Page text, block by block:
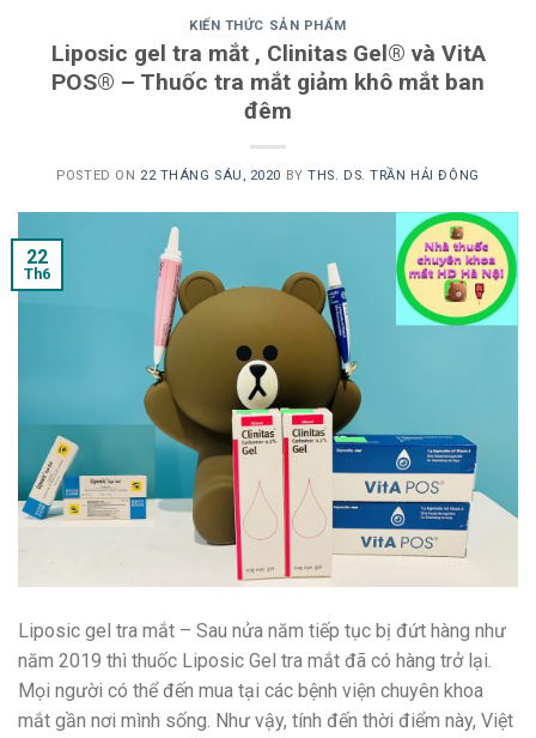
KIẾN THỨC SẢN PHẨM
Liposic gel tra mắt , Clinitas Gel® và VitA
POS® – Thuốc tra mắt giảm khô mắt ban
đêm
POSTED ON 22 THÁNG SÁU, 2020 BYTHS. DS. TRẦN HẢI ĐÔNG
22
Th6
Liposic gel tra mắt – Sau nửa năm tiếp tục bị đứt hàng như
năm 2019 thì thuốc Liposic Gel tra mắt đã có hàng trở lại.
Mọi người có thể đến mua tại các bệnh viện chuyên khoa
mắt gần nơi mình sống. Như vậy, tính đến thời điểm này, Việt